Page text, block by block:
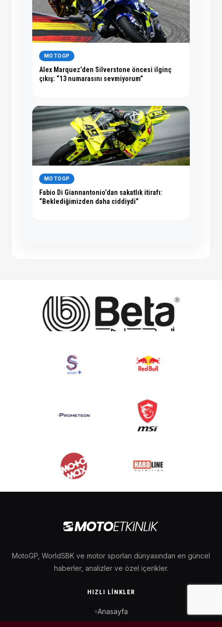
MOTOGP
Alex Marquez’den Silverstone öncesi ilginç
çıkış: “13 numarasını sevmiyorum”
MOTOGP
Fabio Di Giannantonio’dan sakatlık itirafı:
“Beklediğimizden daha ciddiydi”
MotoGP, WorldSBK ve motor sporları dünyasından en güncel
haberler, analizler ve özel içerikler.
HIZLI LINKLER
Anasayfa